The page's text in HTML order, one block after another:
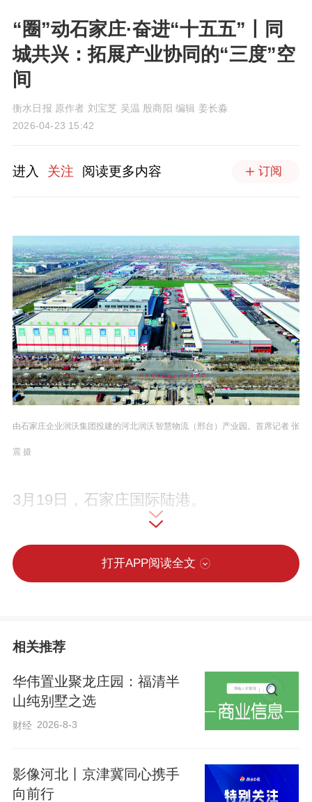
“圈”动石家庄·奋进“十五五”丨同
城共兴：拓展产业协同的“三度”空
间
衡水日报 原作者 刘宝芝 吴温 殷商阳 编辑 姜长淼
2026-04-23 15:42
进入 关注 阅读更多内容 订阅
由石家庄企业润沃集团投建的河北润沃智慧物流（邢台）产业园。首席记者 张
震 摄
3月19日，石家庄国际陆港。
一列列满载“河北制造”的中欧班列，迎着春
日暖阳，鸣笛启程，向着亚欧大陆腹地奔
笛声是出发的信号，也奏响了石家庄都市
石家庄都市圈建设一年来，一个个项目落
同发展的高度持续刷新、深度不断拓展、
温度日益提升。一幅同城共兴的画卷，正
打开APP阅读全文
相关推荐
华伟置业聚龙庄园：福清半
山纯别墅之选
财经 2026-8-3
影像河北丨京津冀同心携手
向前行